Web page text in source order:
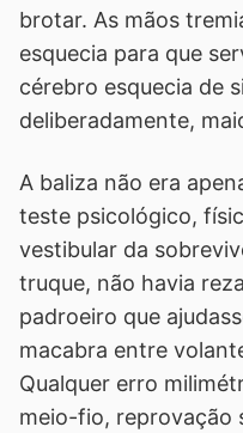
brotar. As mãos
esquecia para que
cérebro esquecia de
deliberadamente,
A baliza não era
teste psicológico,
vestibular da
truque, não havia
padroeiro que
macabra entre
Qualquer erro
meio-fio, reprovação